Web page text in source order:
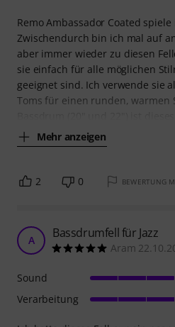
Remo Ambassador Coated
Zwischendurch bin ich mal auf
aber immer wieder zu diesen
sie einfach für alle möglichen
geeignet sind. Ich verwende sie
Toms für einen runden, warmen
Mehr anzeigen
2 0 BEWERTUNG
A Bassdrumfell für Jazz
Aram
Sound
Verarbeitung